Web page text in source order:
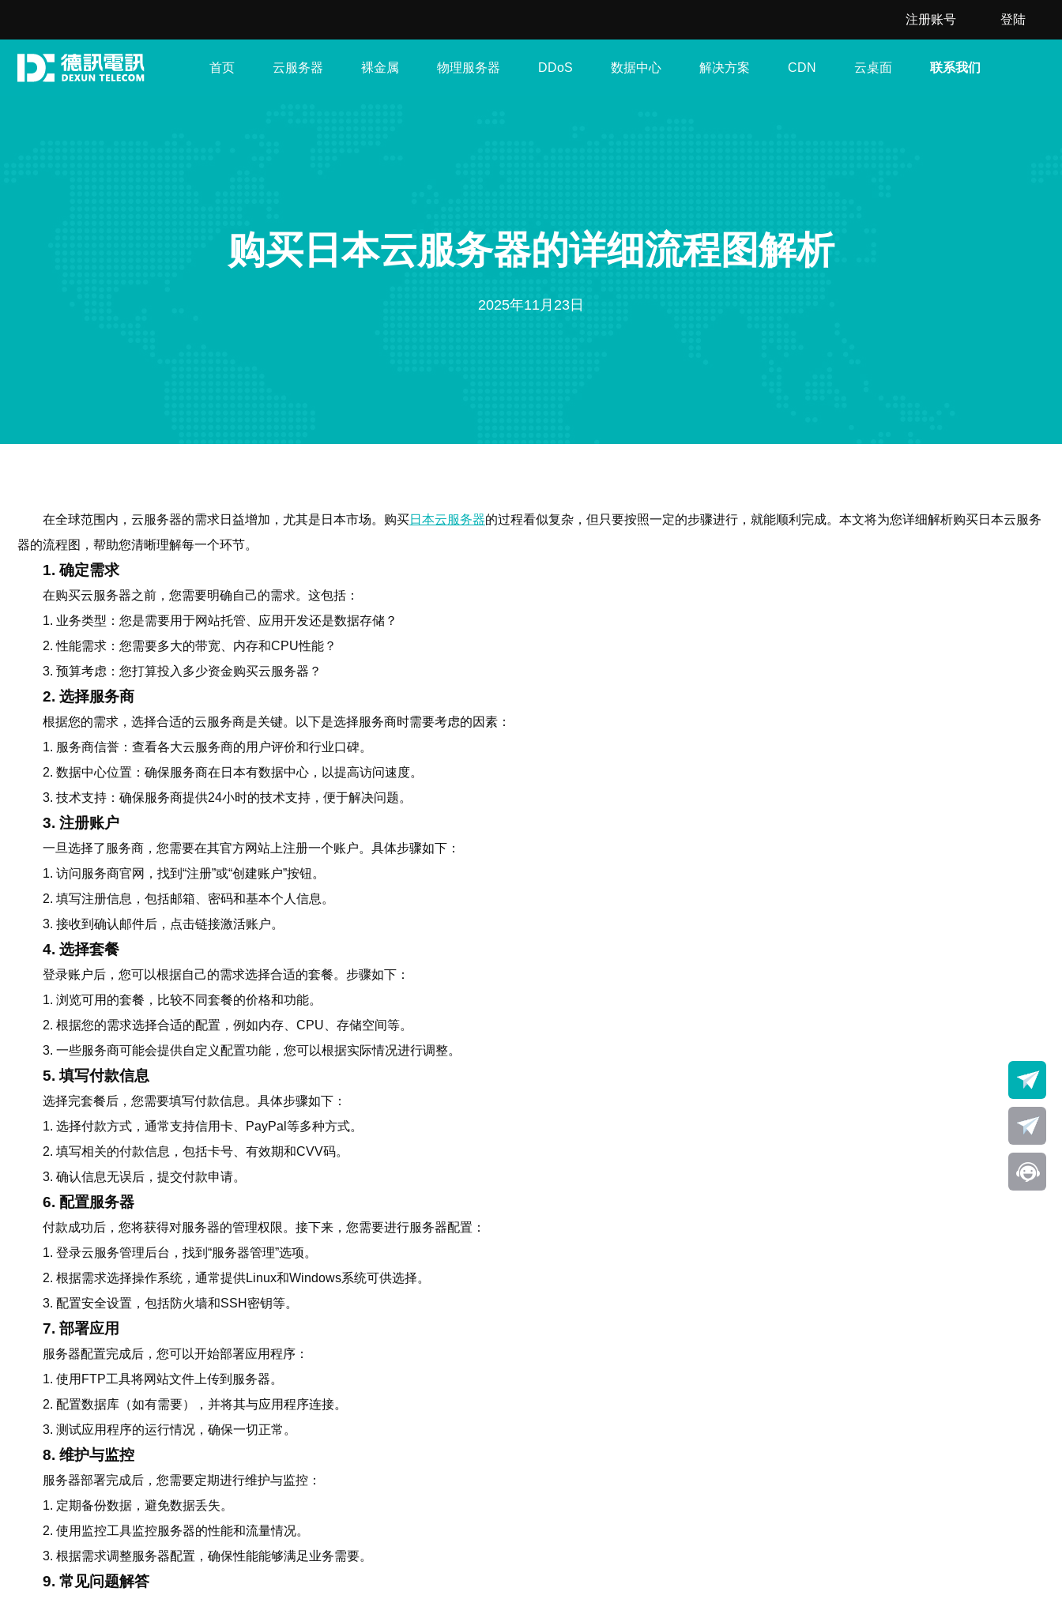
注册账号 登陆
首页 云服务器 裸金属 物理服务器 DDoS 数据中心 解决方案 CDN 云桌面 联系我们
购买日本云服务器的详细流程图解析
2025年11月23日
在全球范围内，云服务器的需求日益增加，尤其是日本市场。购买日本云服务器的过程看似复杂，但只要按照一定的步骤进行，就能顺利完成。本文将为您详细解析购买日本云服务
器的流程图，帮助您清晰理解每一个环节。
1. 确定需求
在购买云服务器之前，您需要明确自己的需求。这包括：
1. 业务类型：您是需要用于网站托管、应用开发还是数据存储？
2. 性能需求：您需要多大的带宽、内存和CPU性能？
3. 预算考虑：您打算投入多少资金购买云服务器？
2. 选择服务商
根据您的需求，选择合适的云服务商是关键。以下是选择服务商时需要考虑的因素：
1. 服务商信誉：查看各大云服务商的用户评价和行业口碑。
2. 数据中心位置：确保服务商在日本有数据中心，以提高访问速度。
3. 技术支持：确保服务商提供24小时的技术支持，便于解决问题。
3. 注册账户
一旦选择了服务商，您需要在其官方网站上注册一个账户。具体步骤如下：
1. 访问服务商官网，找到“注册”或“创建账户”按钮。
2. 填写注册信息，包括邮箱、密码和基本个人信息。
3. 接收到确认邮件后，点击链接激活账户。
4. 选择套餐
登录账户后，您可以根据自己的需求选择合适的套餐。步骤如下：
1. 浏览可用的套餐，比较不同套餐的价格和功能。
2. 根据您的需求选择合适的配置，例如内存、CPU、存储空间等。
3. 一些服务商可能会提供自定义配置功能，您可以根据实际情况进行调整。
5. 填写付款信息
选择完套餐后，您需要填写付款信息。具体步骤如下：
1. 选择付款方式，通常支持信用卡、PayPal等多种方式。
2. 填写相关的付款信息，包括卡号、有效期和CVV码。
3. 确认信息无误后，提交付款申请。
6. 配置服务器
付款成功后，您将获得对服务器的管理权限。接下来，您需要进行服务器配置：
1. 登录云服务管理后台，找到“服务器管理”选项。
2. 根据需求选择操作系统，通常提供Linux和Windows系统可供选择。
3. 配置安全设置，包括防火墙和SSH密钥等。
7. 部署应用
服务器配置完成后，您可以开始部署应用程序：
1. 使用FTP工具将网站文件上传到服务器。
2. 配置数据库（如有需要），并将其与应用程序连接。
3. 测试应用程序的运行情况，确保一切正常。
8. 维护与监控
服务器部署完成后，您需要定期进行维护与监控：
1. 定期备份数据，避免数据丢失。
2. 使用监控工具监控服务器的性能和流量情况。
3. 根据需求调整服务器配置，确保性能能够满足业务需要。
9. 常见问题解答